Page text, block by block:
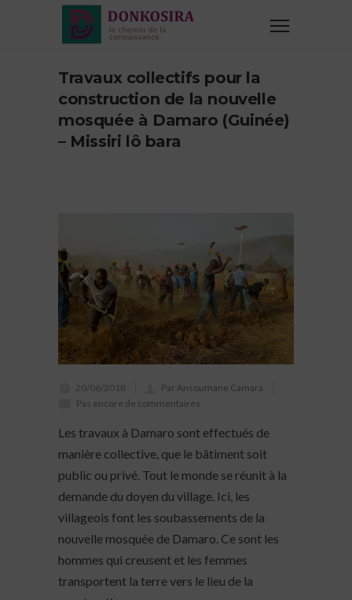
Travaux collectifs pour la
construction de la nouvelle
mosquée à Damaro (Guinée)
– Missiri lô bara
20/06/2018
Par Ansoumane Camara
Pas encore de commentaires
Les travaux à Damaro sont effectués de
manière collective, que le bâtiment soit
public ou privé. Tout le monde se réunit à la
demande du doyen du village. Ici, les
villageois font les soubassements de la
nouvelle mosquée de Damaro. Ce sont les
hommes qui creusent et les femmes
transportent la terre vers le lieu de la